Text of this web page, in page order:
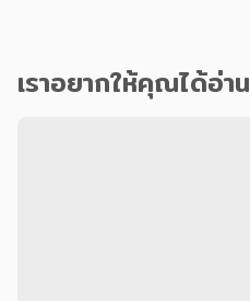
เราอยากให้คุณได้อ่าน